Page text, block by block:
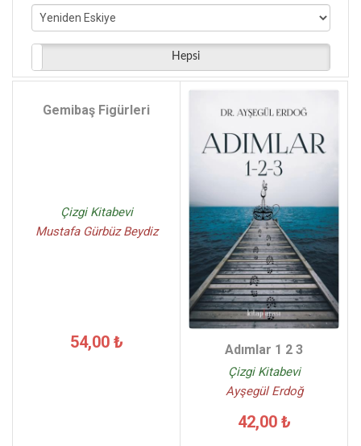
Hasan Yılmaz - (4)
Mikail Bayram - (3)
Naile Hacızade - (3)
Hepsi
Gemibaş Figürleri
Çizgi Kitabevi
Mustafa Gürbüz Beydiz
54,00 ₺ Adımlar 1 2 3
Çizgi Kitabevi
Ayşegül Erdoğ
42,00 ₺